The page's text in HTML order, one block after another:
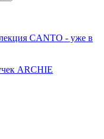
CANTO - уже в
ARCHIE